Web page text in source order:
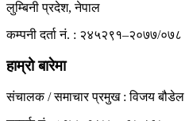
लुम्बिनी प्रदेश, नेपाल
कम्पनी दर्ता नं. : २४५२९१–२०७७/०७८
हाम्रो बारेमा
संचालक / समाचार प्रमुख : विजय बौडेल